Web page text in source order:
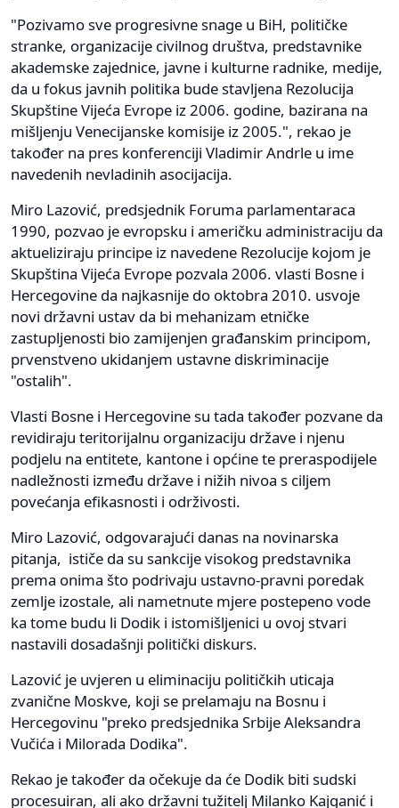
"Pozivamo sve progresivne snage u BiH, političke
stranke, organizacije civilnog društva, predstavnike
akademske zajednice, javne i kulturne radnike, medije,
da u fokus javnih politika bude stavljena Rezolucija
Skupštine Vijeća Evrope iz 2006. godine, bazirana na
mišljenju Venecijanske komisije iz 2005.", rekao je
također na pres konferenciji Vladimir Andrle u ime
navedenih nevladinih asocijacija.
Miro Lazović, predsjednik Foruma parlamentaraca
1990, pozvao je evropsku i američku administraciju da
aktueliziraju principe iz navedene Rezolucije kojom je
Skupština Vijeća Evrope pozvala 2006. vlasti Bosne i
Hercegovine da najkasnije do oktobra 2010. usvoje
novi državni ustav da bi mehanizam etničke
zastupljenosti bio zamijenjen građanskim principom,
prvenstveno ukidanjem ustavne diskriminacije
"ostalih".
Vlasti Bosne i Hercegovine su tada također pozvane da
revidiraju teritorijalnu organizaciju države i njenu
podjelu na entitete, kantone i općine te preraspodijele
nadležnosti između države i nižih nivoa s ciljem
povećanja efikasnosti i održivosti.
Miro Lazović, odgovarajući danas na novinarska
pitanja, ističe da su sankcije visokog predstavnika
prema onima što podrivaju ustavno-pravni poredak
zemlje izostale, ali nametnute mjere postepeno vode
ka tome budu li Dodik i istomišljenici u ovoj stvari
nastavili dosadašnji politički diskurs.
Lazović je uvjeren u eliminaciju političkih uticaja
zvanične Moskve, koji se prelamaju na Bosnu i
Hercegovinu "preko predsjednika Srbije Aleksandra
Vučića i Milorada Dodika".
Rekao je također da očekuje da će Dodik biti sudski
procesuiran, ali ako državni tužitelj Milanko Kajganić i